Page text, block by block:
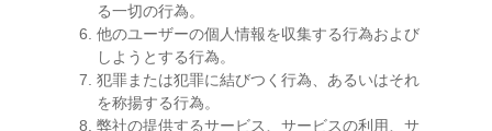
る一切の行為。
他のユーザーの個人情報を収集する行為および
しようとする行為。
犯罪または犯罪に結びつく行為、あるいはそれ
を称揚する行為。
弊社の提供するサービス、サービスの利用、サ